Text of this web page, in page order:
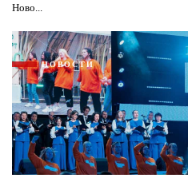
Ново...
НОВОСТИ